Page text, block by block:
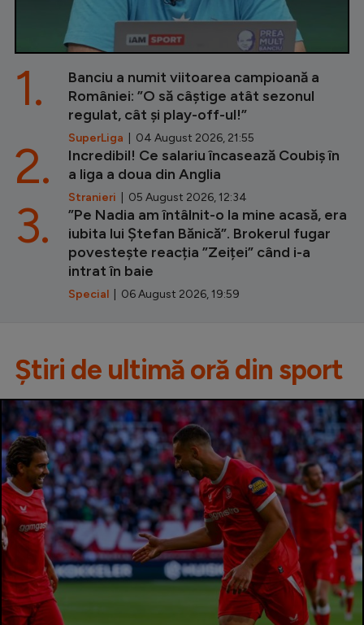
Banciu a numit viitoarea campioană a
României: ”O să câștige atât sezonul
regulat, cât și play-off-ul!”
SuperLiga | 04 August 2026, 21:55
1.
Incredibil! Ce salariu încasează Coubiș în
a liga a doua din Anglia
Stranieri | 05 August 2026, 12:34
2.
”Pe Nadia am întâlnit-o la mine acasă, era
iubita lui Ștefan Bănică”. Brokerul fugar
povestește reacția ”Zeiței” când i-a
intrat în baie
Special | 06 August 2026, 19:59
3.
Știri de ultimă oră din sport